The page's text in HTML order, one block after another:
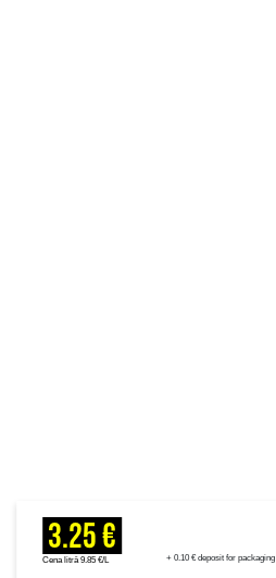
3.25 €
Cena litrā 9.85 €/L + 0.10 € deposit for packaging